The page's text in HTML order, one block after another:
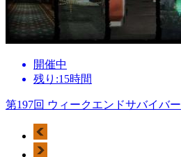
開催中
残り:15時間
第197回 ウィークエンドサバイバー